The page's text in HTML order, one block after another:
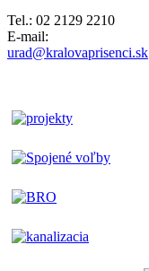
Tel.: 02 2129 2210
E-mail:
urad@kralovaprisenci.sk